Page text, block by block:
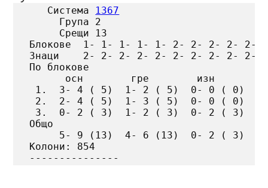
   Система
1367
     Група 2
     Срещи 13
Блокове  1- 1- 1- 1- 1- 2- 2- 2- 2- 2-
Знаци    2- 2- 2- 2- 2- 2- 2- 2- 2- 2-
По блокове
      осн        гре        изн
1.  3- 4 ( 5)  1- 2 ( 5)  0- 0 ( 0)
2.  2- 4 ( 5)  1- 3 ( 5)  0- 0 ( 0)
3.  0- 2 ( 3)  1- 2 ( 3)  0- 2 ( 3)
Общо
     5- 9 (13)  4- 6 (13)  0- 2 ( 3)
Колони: 854